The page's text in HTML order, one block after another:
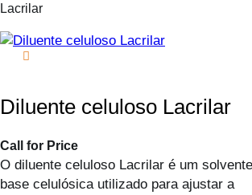
Lacrilar
Diluente celuloso Lacrilar
Call for Price
O diluente celuloso Lacrilar é um
base celulósica utilizado para ajustar a